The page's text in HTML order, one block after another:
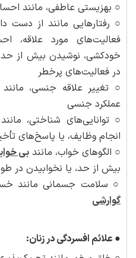
○ بهزیستی عاطفی، مانند
○ رفتارهایی مانند از دست
فعالیت‌های مورد علاقه،
خودکشی، نوشیدن بیش از
در فعالیت‌های پرخطر
○ تغییر علاقه جنسی،
عملکرد جنسی
○ توانایی‌های شناختی،
انجام وظایف، یا پاسخ‌های
○ الگوهای خواب، مانند بی‌
بیش از حد، یا نخوابیدن در
○ سلامت جسمانی مانند
گوارشی
● علائم افسردگی در زنان: